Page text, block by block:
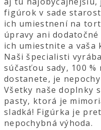
figúrok v sade
ich umiestnení na
úpravy ani dodatočné
ich umiestnite a
Naši špecialisti
súčasťou sady, 100
dostanete, je
Všetky naše doplnky
pasty, ktorá je
sladká! Figúrka je
nepochybná výhoda.